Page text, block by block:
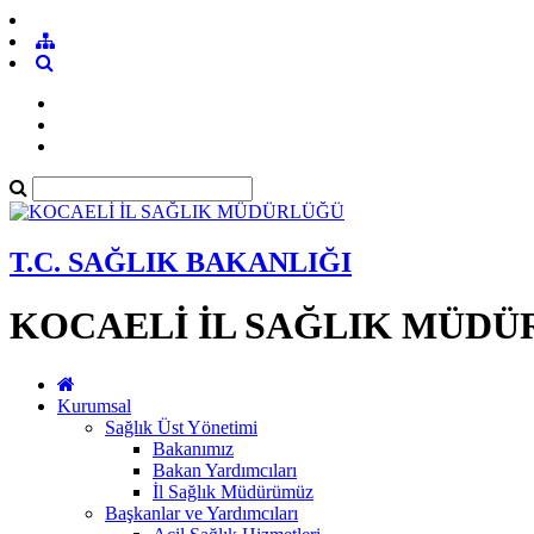
T.C. SAĞLIK BAKANLIĞI
KOCAELİ İL SAĞLIK
Kurumsal
Sağlık Üst Yönetimi
Bakanımız
Bakan Yardımcıları
İl Sağlık Müdürümüz
Başkanlar ve Yardımcıları